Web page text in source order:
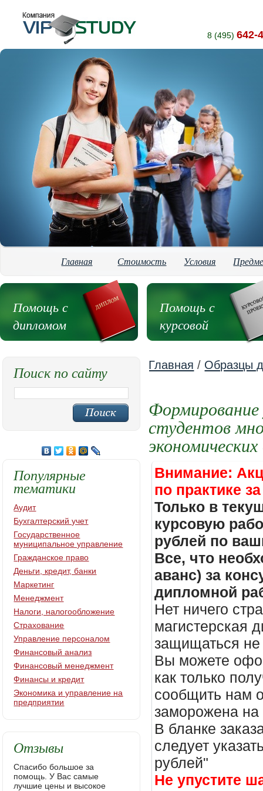
8 (495) 642-
Главная Стоимость Условия
Помощь с
дипломом
Помощь с
курсовой
Главная / Образцы
Формирование
студентов
Внимание:
по практике
Только в
курсовую
рублей по
Все, что
аванс) за
дипломной
Нет ничего
магистерская
защищаться не
Вы можете
как только
сообщить нам
заморожена
В бланке
следует
рублей"
Не упустите
Поиск по сайту
Популярные
тематики
Аудит
Бухгалтерский учет
Государственное
муниципальное управление
Гражданское право
Деньги, кредит, банки
Маркетинг
Менеджмент
Налоги, налогообложение
Страхование
Управление персоналом
Финансовый анализ
Финансовый менеджмент
Финансы и кредит
Экономика и управление на
предприятии
Отзывы
Спасибо большое за
помощь. У Вас самые
лучшие цены и высокое